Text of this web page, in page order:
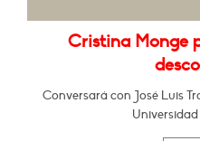
Cristina Monge
Conversará con José Luis